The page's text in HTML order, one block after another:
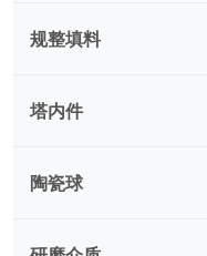
规整填料
塔内件
陶瓷球